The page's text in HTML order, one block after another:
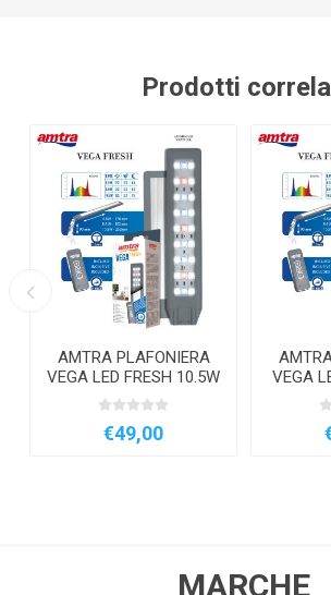
Prodotti
AMTRA PLAFONIERA
VEGA LED FRESH 10.5W
€49,00
VEGA
MARCHE